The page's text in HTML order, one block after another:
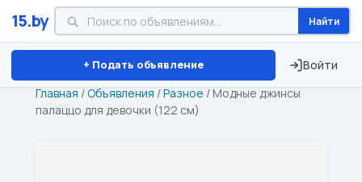
15.by Найти
+ Подать объявление Войти
Минск Витебск Брест ⏱ ТОЛЬКО 15 ДНЕЙ
Главная /Объявления /Разное / Модные джинсы
палаццо для девочки (122 см)